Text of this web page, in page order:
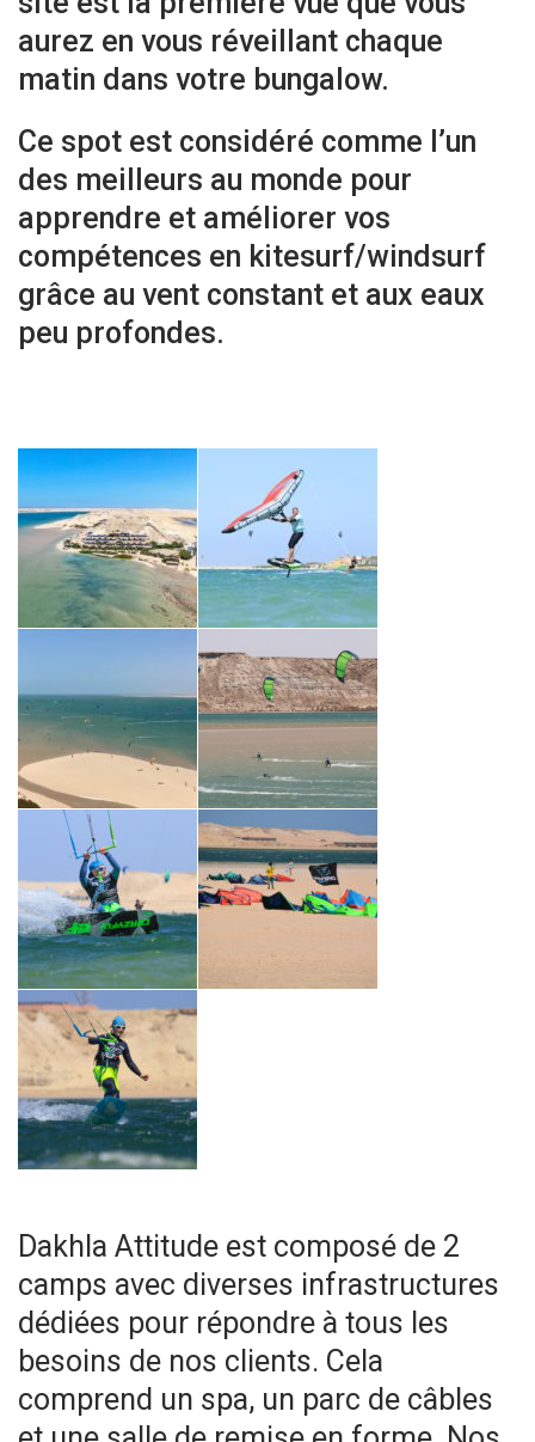
aurez en vous réveillant chaque
matin dans votre bungalow.
Ce spot est considéré comme l’un
des meilleurs au monde pour
apprendre et améliorer vos
compétences en kitesurf/windsurf
grâce au vent constant et aux eaux
peu profondes.
Dakhla Attitude est composé de 2
camps avec diverses infrastructures
dédiées pour répondre à tous les
besoins de nos clients. Cela
comprend un spa, un parc de câbles